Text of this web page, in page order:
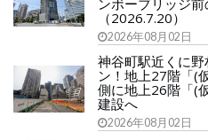
（2026.7.20）
2026年08月02日
神谷町駅近くに
ン！地上27階「(
側に地上26階「(
建設へ
2026年08月02日